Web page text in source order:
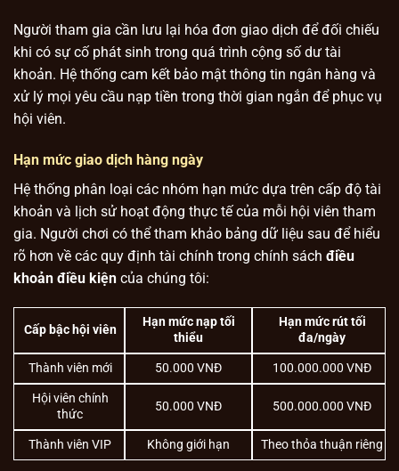
Người tham gia cần lưu lại hóa đơn giao dịch để đối chiếu
khi có sự cố phát sinh trong quá trình cộng số dư tài
khoản. Hệ thống cam kết bảo mật thông tin ngân hàng và
xử lý mọi yêu cầu nạp tiền trong thời gian ngắn để phục vụ
hội viên.
Hạn mức giao dịch hàng ngày
Hệ thống phân loại các nhóm hạn mức dựa trên cấp độ tài
khoản và lịch sử hoạt động thực tế của mỗi hội viên tham
gia. Người chơi có thể tham khảo bảng dữ liệu sau để hiểu
rõ hơn về các quy định tài chính trong chính sách điều
khoản điều kiện của chúng tôi:
Cấp bậc hội viên
Hạn mức nạp tối
thiểu
Hạn mức rút tối
đa/ngày
Thành viên mới
50.000 VNĐ
100.000.000 VNĐ
Hội viên chính
thức
50.000 VNĐ 500.000.000 VNĐ
Thành viên VIP Không giới hạn Theo thỏa thuận riêng